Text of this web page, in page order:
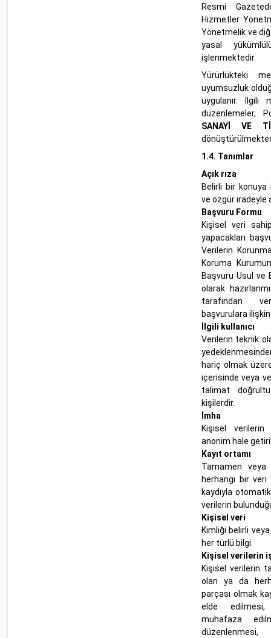
Resmi
Hizmetler
Yönetmelik ve
yasal
işlenmektedir.
Yürürlükteki
uyumsuzluk
uygulanır. İlgili
düzenlemeler,
SANAYİ VE
1.4. Tanımlar
Açık rıza
Belirli bir konuya
ve özgür iradeyle
Başvuru Formu
Kişisel veri
yapacakları
Verilerin
Koruma
Başvuru Usul ve
olarak
tarafından
başvurulara
İlgili kullanıcı
Verilerin teknik
hariç olmak
içerisinde veya
talimat
kişilerdir.
İmha
Kişisel
anonim hale
Kayıt ortamı
Tamamen
herhangi bir veri
kaydıyla
verilerin
Kişisel veri
Kimliği belirli
her türlü bilgi.
Kişisel verilerin
Kişisel verilerin
olan ya da
parçası olmak
elde edilmesi,
muhafaza
düzenlenmesi,